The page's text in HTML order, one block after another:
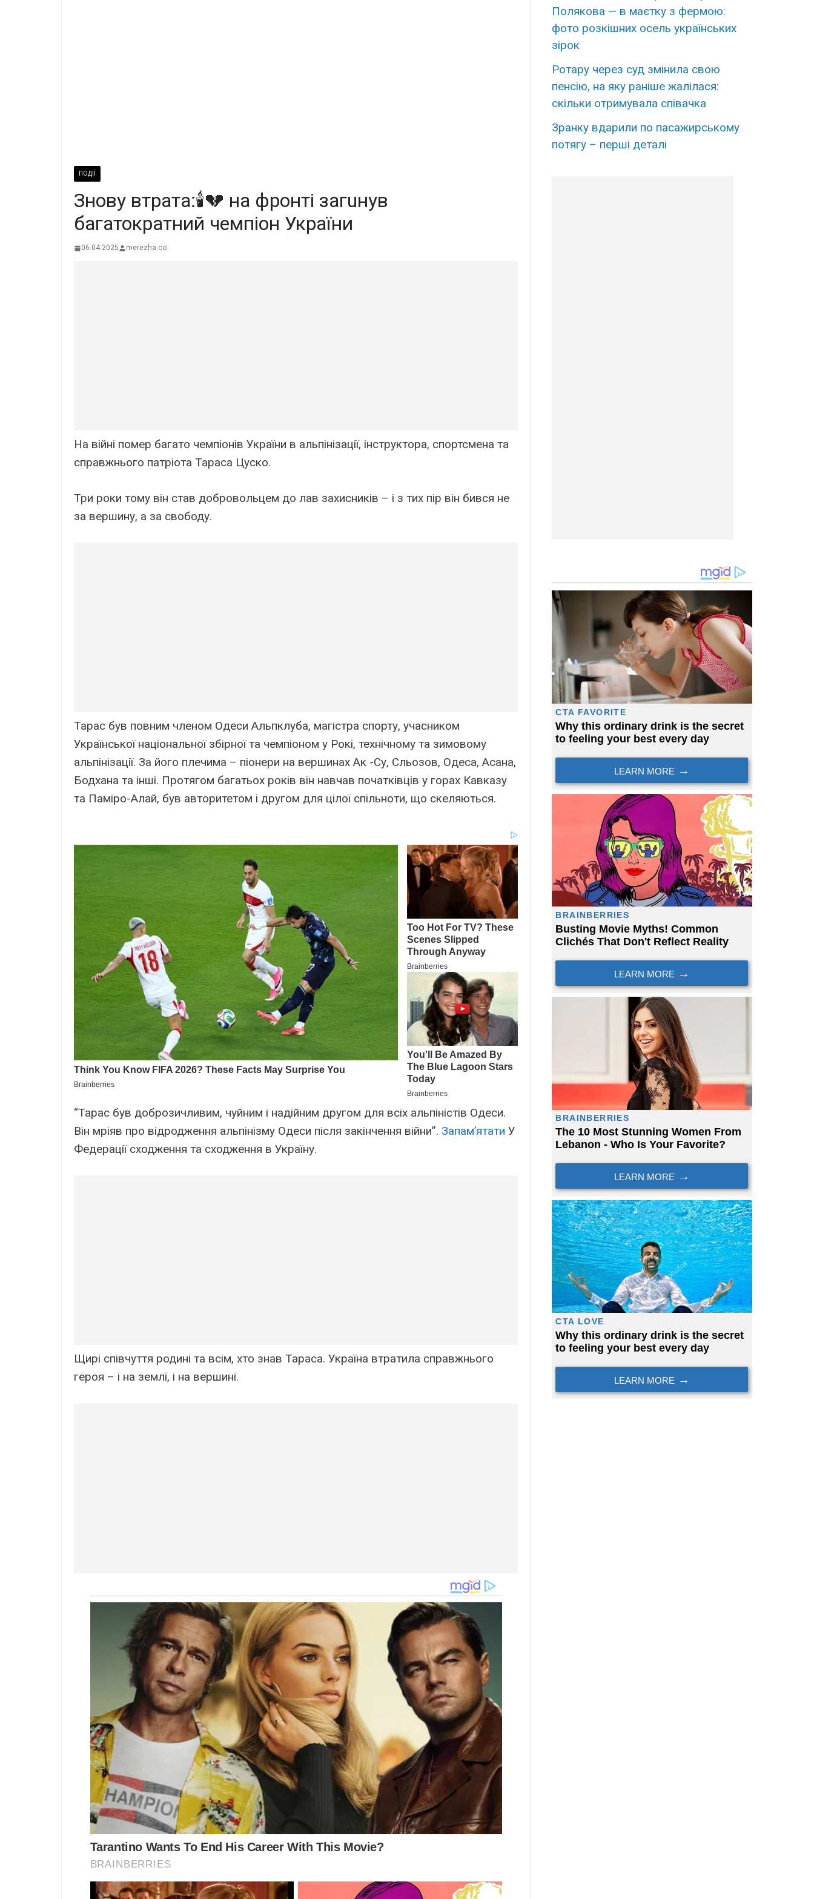
ПОДІЇ
Знову втрата:🕯️💔 на фронті загuнув
багатократний чемпіон України
06.04.2025 merezha.co
На війні помер багато чемпіонів України в альпінізації, інструктора, спортсмена та
справжнього патріота Тараса Цуско.
Три роки тому він став добровольцем до лав захисників – і з тих пір він бився не
за вершину, а за свободу.
Тарас був повним членом Одеси Альпклуба, магістра спорту, учасником
Української національної збірної та чемпіоном у Рокі, технічному та зимовому
альпінізації. За його плечима – піонери на вершинах Ак -Су, Сльозов, Одеса, Асана,
Бодхана та інші. Протягом багатьох років він навчав початківців у горах Кавказу
та Паміро-Алай, був авторитетом і другом для цілої спільноти, що скеляються.
“Тарас був доброзичливим, чуйним і надійним другом для всіх альпіністів Одеси.
Він мріяв про відродження альпінізму Одеси після закінчення війни”. Запам’ятати У
Федерації сходження та сходження в Україну.
Щирі співчуття родині та всім, хто знав Тараса. Україна втратила справжнього
героя – і на землі, і на вершині.
Полякова — в маєтку з фермою:
фото розкішних осель українських
зірок
Ротару через суд змінила свою
пенсію, на яку раніше жалілася:
скільки отримувала співачка
Зранку вдарили по пасажирському
потягу – перші деталі